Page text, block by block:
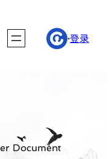
·登录
Document